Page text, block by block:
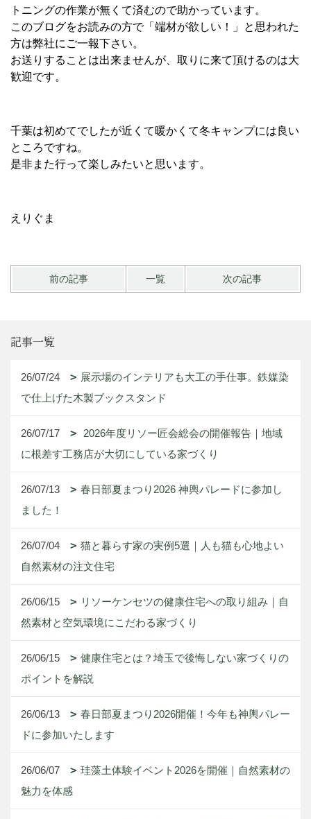
トニングの作業が無くて済むので助かっています。
このブログをお読みの方で「端材が欲しい！」と思われた
方は弊社にご一報下さい。
お送りすることは出来ませんが、取りに来て頂けるのは大
歓迎です。
千葉は初めてでしたが近くて暖かくて冬キャンプには良い
ところですね。
是非また行って楽しみたいと思います。
えりぐま
前の記事 一覧 次の記事
記事一覧
26/07/24
展示場のインテリアも大工の手仕事。鉄媒染
で仕上げた木製ブックスタンド
26/07/17
2026年度リソー匠会総会の開催報告｜地域
に根差す工務店が大切にしている家づくり
26/07/13
春日部夏まつり2026 神輿パレードに参加し
ました！
26/07/04
猫と暮らす家の実例5選｜人も猫も心地よい
自然素材の注文住宅
26/06/15
リソーケンセツの健康住宅への取り組み｜自
然素材と空気環境にこだわる家づくり
26/06/15
健康住宅とは？埼玉で後悔しない家づくりの
ポイントを解説
26/06/13
春日部夏まつり2026開催！今年も神輿パレー
ドに参加いたします
26/06/07
珪藻土体験イベント2026を開催｜自然素材の
魅力を体感